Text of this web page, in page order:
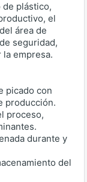
de plástico,
el
área de
seguridad,
empresa.
picado con
producción.
proceso,
durante y
del